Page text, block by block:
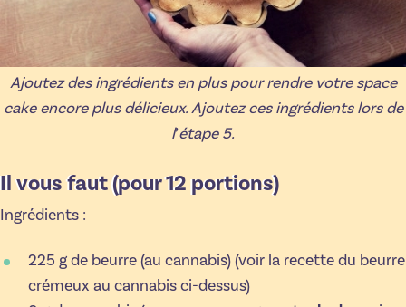
Ajoutez des ingrédients en plus pour rendre votre space
cake encore plus délicieux. Ajoutez ces ingrédients lors de
l’étape 5.
Il vous faut (pour 12 portions)
Ingrédients :
225 g de beurre (au cannabis) (voir la recette du beurre
crémeux au cannabis ci-dessus)